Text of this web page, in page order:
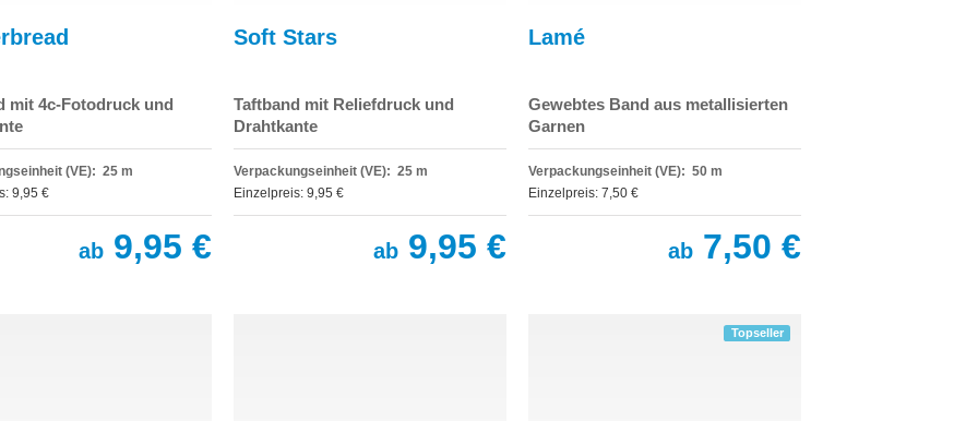
mit 4c-Fotodruck und
(VE): 25 m
9,95 €
ab 9,95 €
Soft Stars
Taftband mit Reliefdruck und
Drahtkante
Verpackungseinheit (VE): 25 m
Einzelpreis: 9,95 €
ab 9,95 €
Lamé
Gewebtes Band aus metallisierten
Garnen
Verpackungseinheit (VE): 50 m
Einzelpreis: 7,50 €
ab 7,50 €
Topseller